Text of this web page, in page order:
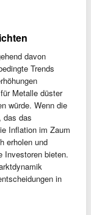
davon
Trends
Metalle düster
würde. Wenn die
das das
Inflation im Zaum
erholen und
Investoren bieten.
in